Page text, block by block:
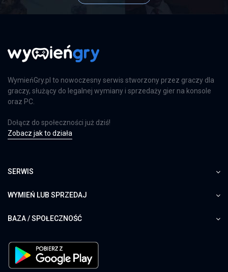
WymieńGry.pl to nowoczesny serwis stworzony przez graczy dla
graczy, służący do legalnej wymiany i sprzedaży gier na konsole
oraz PC.
Dołącz do społeczności już dziś!
Zobacz jak to działa
SERWIS
WYMIEŃ LUB SPRZEDAJ
BAZA / SPOŁECZNOŚĆ